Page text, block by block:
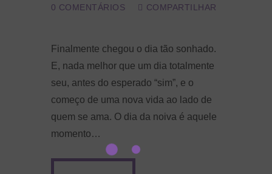
0 COMENTÁRIOS COMPARTILHAR
Finalmente chegou o dia tão sonhado.
E, nada melhor que um dia totalmente
seu, antes do esperado “sim”, e o
começo de uma nova vida ao lado de
quem se ama. O dia da noiva é aquele
momento…